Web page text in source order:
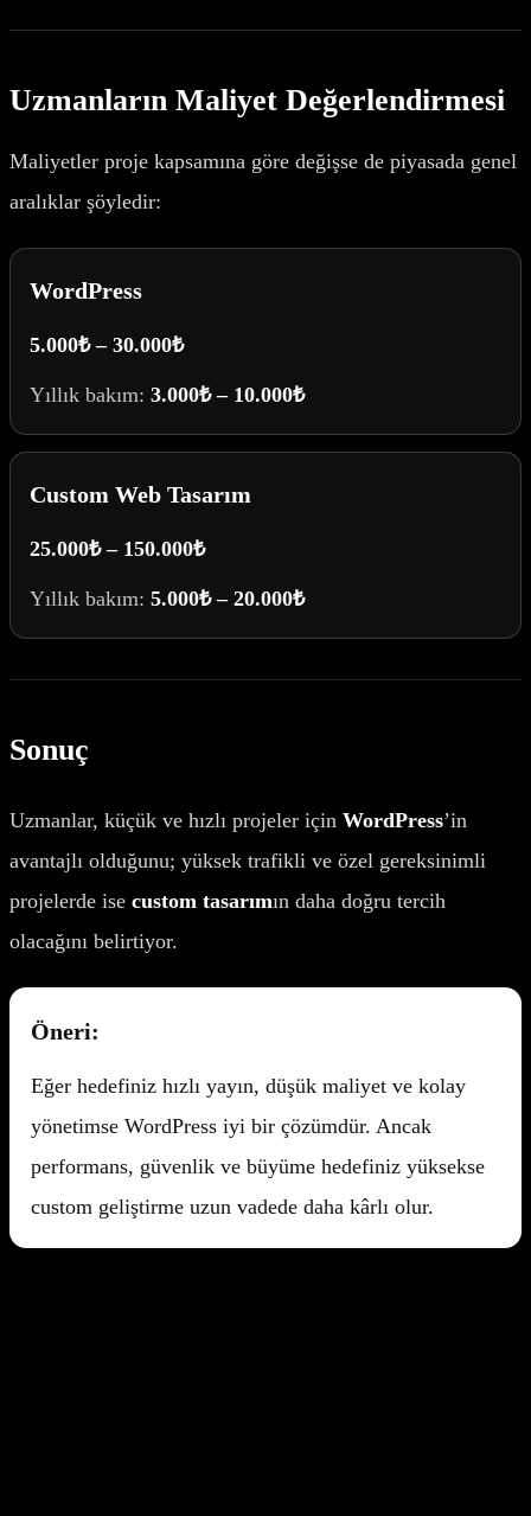
Uzmanların Maliyet Değerlendirmesi
Maliyetler proje kapsamına göre değişse de piyasada genel
aralıklar şöyledir:
WordPress
5.000₺ – 30.000₺
Yıllık bakım: 3.000₺ – 10.000₺
Custom Web Tasarım
25.000₺ – 150.000₺
Yıllık bakım: 5.000₺ – 20.000₺
Sonuç
Uzmanlar, küçük ve hızlı projeler için WordPress’in
avantajlı olduğunu; yüksek trafikli ve özel gereksinimli
projelerde ise custom tasarımın daha doğru tercih
olacağını belirtiyor.
Öneri:
Eğer hedefiniz hızlı yayın, düşük maliyet ve kolay
yönetimse WordPress iyi bir çözümdür. Ancak
performans, güvenlik ve büyüme hedefiniz yüksekse
custom geliştirme uzun vadede daha kârlı olur.